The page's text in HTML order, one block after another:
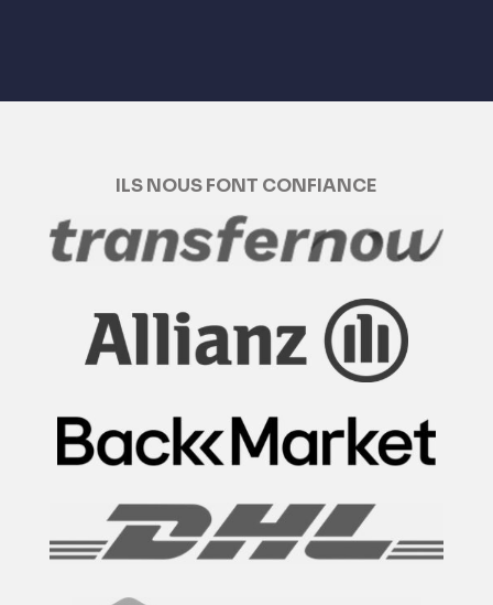
ILS NOUS FONT CONFIANCE